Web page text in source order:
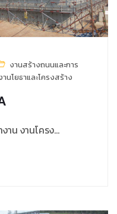
งานสร้างถนนและการ
านโยธาและโครงสร้าง
งาน งานโครง…